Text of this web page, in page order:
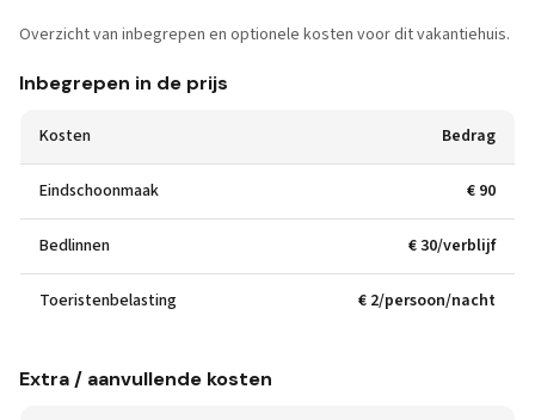
Overzicht van inbegrepen en optionele kosten voor dit vakantiehuis.
Inbegrepen in de prijs
Kosten Bedrag
Eindschoonmaak € 90
Bedlinnen € 30/verblijf
Toeristenbelasting € 2/persoon/nacht
Extra / aanvullende kosten